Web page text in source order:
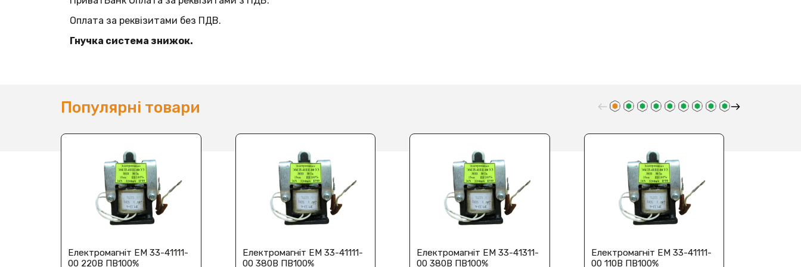
Оплата за реквізитами без ПДВ.
Гнучка система знижок.
Популярні товари
Електромагніт ЕМ 33-41111-
00 220В ПВ100%
Електромагніт ЕМ 33-41111-
00 380В ПВ100%
Електромагніт ЕМ 33-41311-
00 380В ПВ100%
Електромагніт ЕМ 33-41111-
00 110В ПВ100%